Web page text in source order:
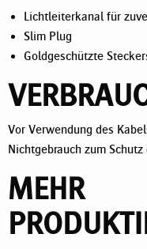
Lichtleiterkanal für
Slim Plug
Goldgeschützte
Vor Verwendung des
Nichtgebrauch zum
MEHR